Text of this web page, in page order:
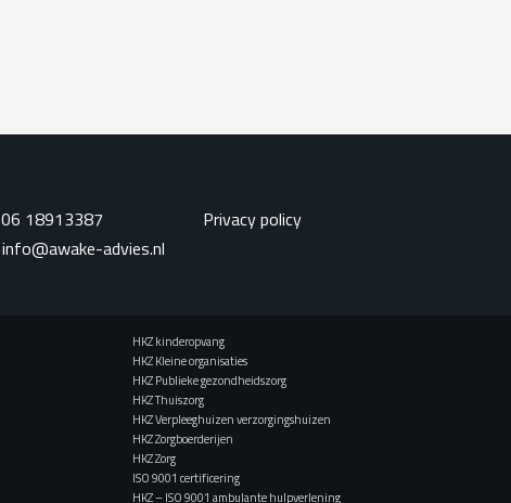
06 18913387
info@awake-advies.nl
Privacy policy
HKZ kinderopvang
HKZ Kleine organisaties
HKZ Publieke gezondheidszorg
HKZ Thuiszorg
HKZ Verpleeghuizen verzorgingshuizen
HKZ Zorgboerderijen
HKZ Zorg
ISO 9001 certificering
HKZ – ISO 9001 ambulante hulpverlening